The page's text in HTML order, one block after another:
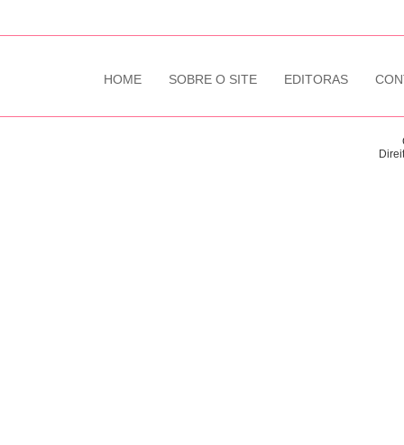
HOME SOBRE O SITE EDITORAS